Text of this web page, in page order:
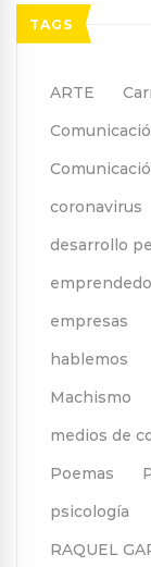
TAGS
ARTE
coronavirus
desarrollo
empresas
hablemos
Machismo
medios de
Poemas
psicología
RAQUEL